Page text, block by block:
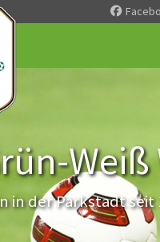
in der Parkstadt seit